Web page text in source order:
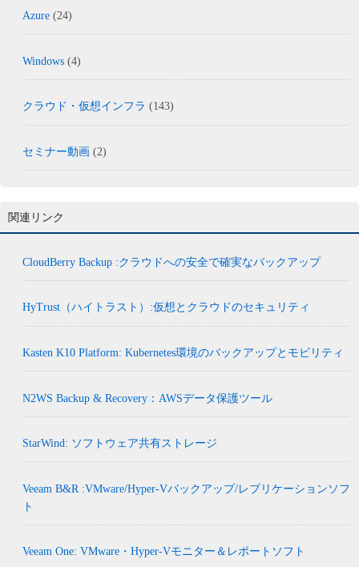
Azure (24)
Windows (4)
クラウド・仮想インフラ (143)
セミナー動画 (2)
関連リンク
CloudBerry Backup :クラウドへの安全で確実なバックアップ
HyTrust（ハイトラスト）:仮想とクラウドのセキュリティ
Kasten K10 Platform: Kubernetes環境のバックアップとモビリティ
N2WS Backup & Recovery：AWSデータ保護ツール
StarWind: ソフトウェア共有ストレージ
Veeam B&R :VMware/Hyper-Vバックアップ/レプリケーションソフ
ト
Veeam One: VMware・Hyper-Vモニター＆レポートソフト